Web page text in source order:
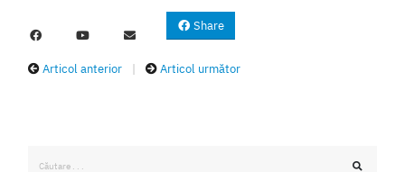
Share
Articol anterior | Articol următor